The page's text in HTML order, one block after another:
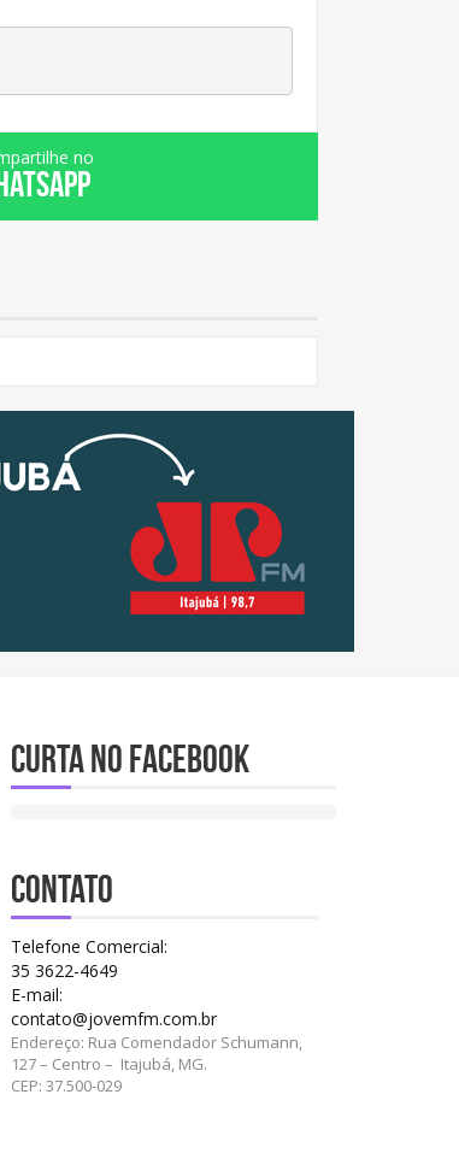
no
Curta no Facebook
CONTATO
Telefone Comercial:
35 3622-4649
E-mail:
contato@jovemfm.com.br
Endereço: Rua Comendador Schumann,
127 – Centro – Itajubá, MG.
CEP: 37.500-029